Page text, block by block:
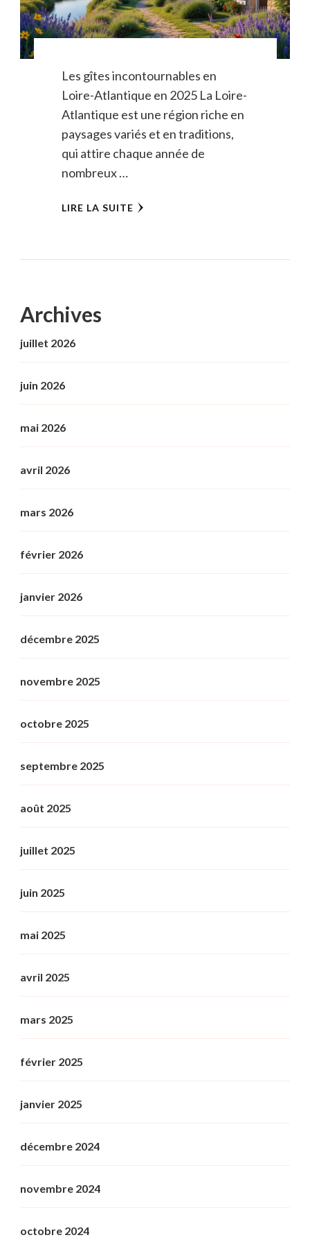
Les gîtes incontournables en
Loire-Atlantique en 2025 La Loire-
Atlantique est une région riche en
paysages variés et en traditions,
qui attire chaque année de
nombreux …
LIRE LA SUITE
Archives
juillet 2026
juin 2026
mai 2026
avril 2026
mars 2026
février 2026
janvier 2026
décembre 2025
novembre 2025
octobre 2025
septembre 2025
août 2025
juillet 2025
juin 2025
mai 2025
avril 2025
mars 2025
février 2025
janvier 2025
décembre 2024
novembre 2024
octobre 2024